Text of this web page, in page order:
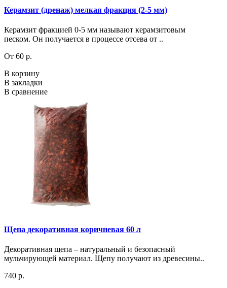
Керамзит (дренаж) мелкая фракция (2-5 мм)
Керамзит фракцией 0-5 мм называют керамзитовым
песком. Он получается в процессе отсева от ..
От 60 р.
В корзину
В закладки
В сравнение
Щепа декоративная коричневая 60 л
Декоративная щепа – натуральный и безопасный
мульчирующей материал. Щепу получают из древесины..
740 р.